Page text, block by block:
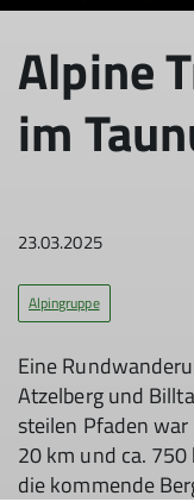
Alpine
im
23.03.2025
Alpingruppe
Eine
Atzelberg und
steilen Pfaden
20 km und ca.
die kommende